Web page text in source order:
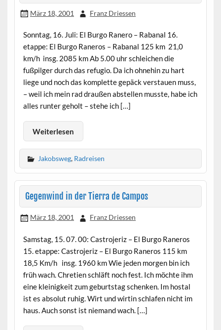
März 18, 2001 Franz Driessen
Sonntag, 16. Juli: El Burgo Ranero – Rabanal 16.
etappe: El Burgo Raneros – Rabanal 125 km 21,0
km/h insg. 2085 km Ab 5.00 uhr schleichen die
fußpilger durch das refugio. Da ich ohnehin zu hart
liege und noch das komplette gepäck verstauen muss,
– weil ich mein rad draußen abstellen musste, habe ich
alles runter geholt – stehe ich […]
Weiterlesen
Jakobsweg, Radreisen
Gegenwind in der Tierra de Campos
März 18, 2001 Franz Driessen
Samstag, 15. 07. 00: Castrojeriz – El Burgo Raneros
15. etappe: Castrojeriz – El Burgo Raneros 115 km
18,5 Km/h insg. 1960 km Wie jeden morgen bin ich
früh wach. Chretien schläft noch fest. Ich möchte ihm
eine kleinigkeit zum geburtstag schenken. Im hostal
ist es absolut ruhig. Wirt und wirtin schlafen nicht im
haus. Auch sonst ist niemand wach. […]